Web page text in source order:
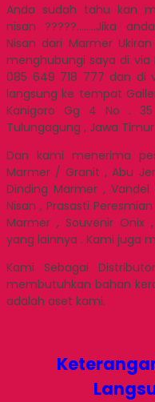
Anda sudah tahu kan
nisan ?????……..Jika
Nisan dari Marmer
menghubungi saya di via
085 649 718 777 dan di
langsung ke tempat
Kanigoro Gg 4 No .
Tulungagung , Jawa Timur
Dan kami menerima
Marmer / Granit , Abu
Dinding Marmer ,
Nisan , Prasasti
Marmer , Souvenir Onix
yang lainnya . Kami juga
Kami Sebagai
membutuhkan bahan
adalah aset kami.